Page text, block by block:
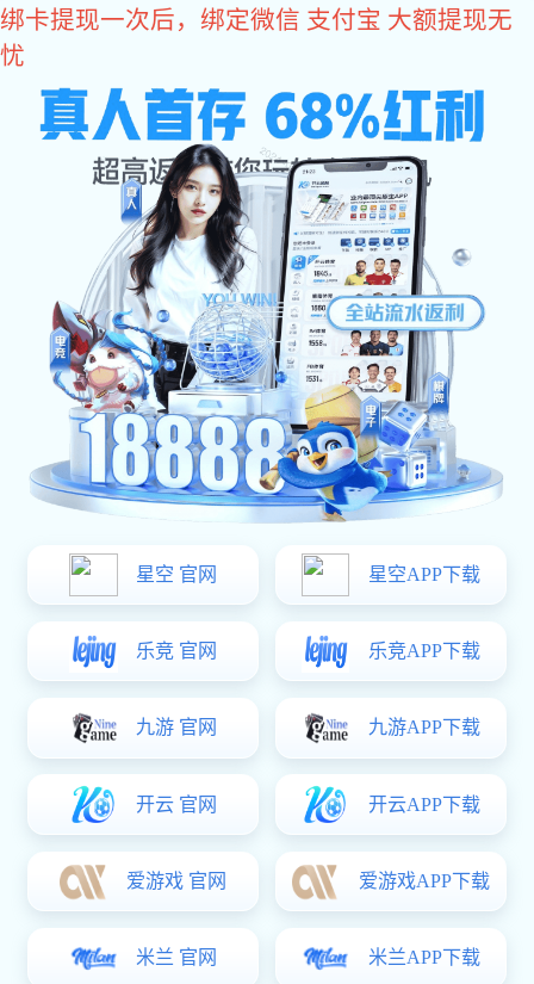
多多28
中国市场 产品展示 礼品
魔镜系列
魔镜茶勺4件套风景系列
魔镜茶勺4件套风景系列